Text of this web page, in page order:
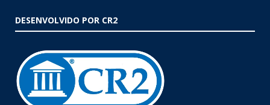
DESENVOLVIDO POR CR2